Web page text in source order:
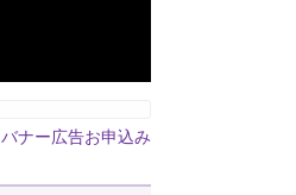
バナー広告お申込み